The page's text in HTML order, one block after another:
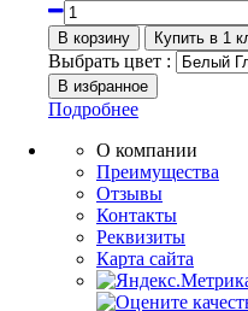
Выбрать цвет :
Подробнее
О компании
Преимущества
Отзывы
Контакты
Реквизиты
Карта сайта